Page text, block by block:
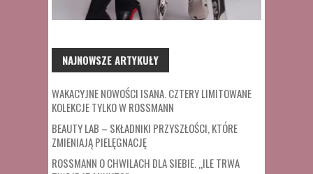
NAJNOWSZE ARTYKUŁY
WAKACYJNE NOWOŚCI ISANA. CZTERY LIMITOWANE
KOLEKCJE TYLKO W ROSSMANN
BEAUTY LAB – SKŁADNIKI PRZYSZŁOŚCI, KTÓRE
ZMIENIAJĄ PIELĘGNACJĘ
ROSSMANN O CHWILACH DLA SIEBIE. „ILE TRWA